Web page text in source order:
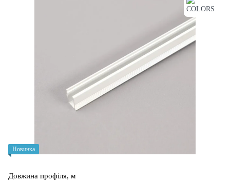
Новинка
Довжина профіля, м